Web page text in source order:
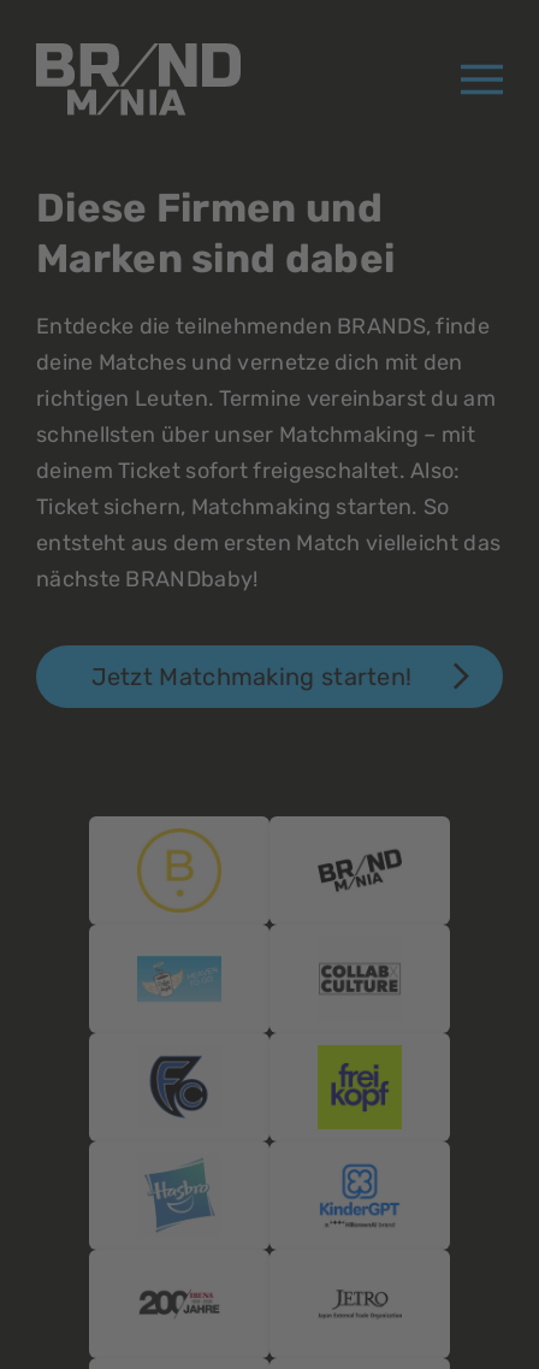
®
Diese Firmen und
Marken sind dabei
Entdecke die teilnehmenden BRANDS, finde
deine Matches und vernetze dich mit den
richtigen Leuten. Termine vereinbarst du am
schnellsten über unser Matchmaking – mit
deinem Ticket sofort freigeschaltet. Also:
Ticket sichern, Matchmaking starten. So
entsteht aus dem ersten Match vielleicht das
nächste BRANDbaby!
Jetzt Matchmaking starten!